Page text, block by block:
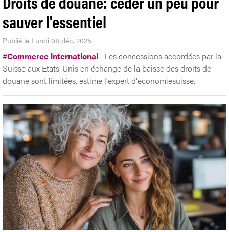
sauver l'essentiel
Publié le Lundi 08 déc. 2025
#Commerce international Les concessions accordées par la
Suisse aux Etats-Unis en échange de la baisse des droits de
douane sont limitées, estime l'expert d'economiesuisse.